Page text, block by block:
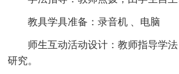
教具学具准备：录音机 、电脑
师生互动活动设计：教师指导学
研究。